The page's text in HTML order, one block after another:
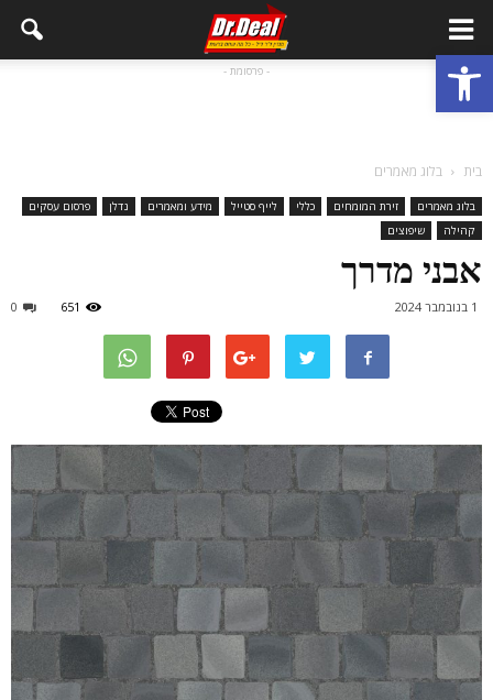
פתח סרגל נגישות - פרסומת -
בית בלוג מאמרים
בלוג מאמרים זירת המומחים כללי לייף סטייל מידע ומאמרים נדלן
פרסום עסקים
קהילה
שיפוצים
אבני מדרך
1 בנובמבר 2024 0 651